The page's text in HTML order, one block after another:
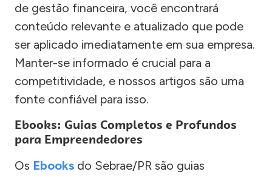
de gestão financeira, você encontrará
conteúdo relevante e atualizado que pode
ser aplicado imediatamente em sua empresa.
Manter-se informado é crucial para a
competitividade, e nossos artigos são uma
fonte confiável para isso.
Ebooks: Guias Completos e Profundos
para Empreendedores
Os Ebooks do Sebrae/PR são guias